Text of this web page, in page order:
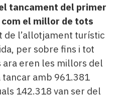
tancament del primer
com el millor de tots
de l’allotjament turístic
per sobre fins i tot
ara eren les millors del
tancar amb 961.381
142.318 van ser del